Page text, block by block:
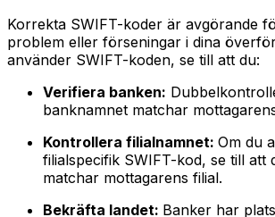
Korrekta SWIFT-koder är avgörande
problem eller förseningar i dina
använder SWIFT-koden, se till att du:
Verifiera banken:
banknamnet matchar
Kontrollera filialnamnet: Om du
filialspecifik SWIFT-kod, se till att
matchar mottagarens filial.
Bekräfta landet: Banker har